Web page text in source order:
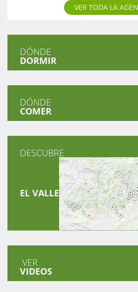
VER TODA LA
DÓNDE
DORMIR
DÓNDE
COMER
DESCUBRE
EL VALLE
VER
VIDEOS